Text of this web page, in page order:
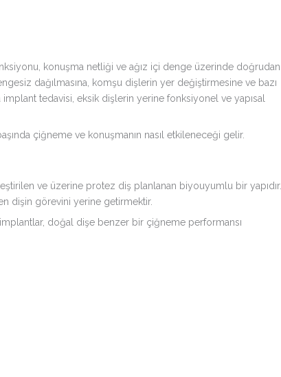
konuşma netliği ve ağız içi denge üzerinde doğrudan
dağılmasına, komşu dişlerin yer değiştirmesine ve bazı
tedavisi, eksik dişlerin yerine fonksiyonel ve yapısal
çiğneme ve konuşmanın nasıl etkileneceği gelir.
ve üzerine protez diş planlanan biyouyumlu bir yapıdır.
dişin görevini yerine getirmektir.
doğal dişe benzer bir çiğneme performansı